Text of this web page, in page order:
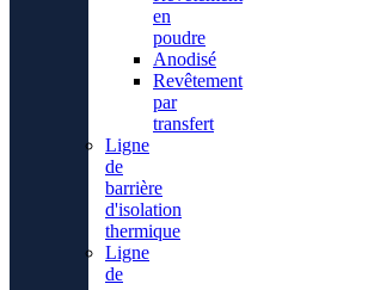
en
poudre
Anodisé
Revêtement
par
transfert
Ligne
de
barrière
d'isolation
thermique
Ligne
de